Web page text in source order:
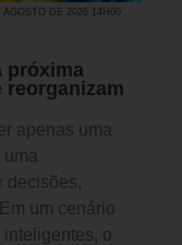
AGOSTO DE 2026 14H00
próxima
reorganizam
apenas uma
decisões,
um cenário
o